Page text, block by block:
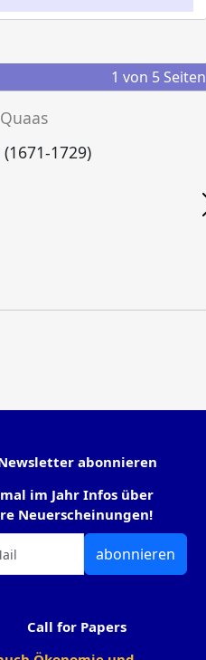
1 von 5Seiten
1729)
abonnieren
im Jahr Infos über
Neuerscheinungen!
abonnieren
Call for Papers